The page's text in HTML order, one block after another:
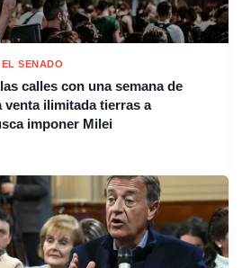
SENADO
calles con una semana de
venta ilimitada tierras a
imponer Milei